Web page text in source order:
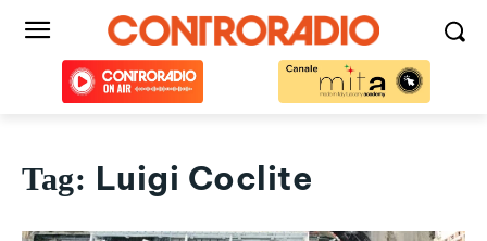
Tag: Luigi Coclite